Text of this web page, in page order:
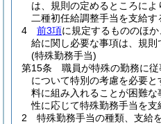
は、規則の定めるところによ
二種初任給調整手当を支給す
4
前3項に規定するもののほ
給に関し必要な事項は、規則
(特殊勤務手当)
第15条
職員が特殊の勤務に
について特別の考慮を必要
料に組み入れることが困難
性に応じて特殊勤務手当を支
2
特殊勤務手当の種類、支給